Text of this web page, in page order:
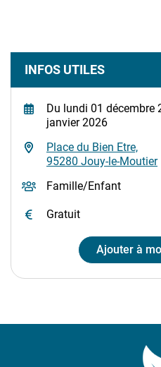
Informations
INFOS UTILES
Du lundi 01 décembre
janvier 2026
Place du Bien Etre,
95280 Jouy-le-Moutier
Famille/Enfant
Gratuit
Ajouter à